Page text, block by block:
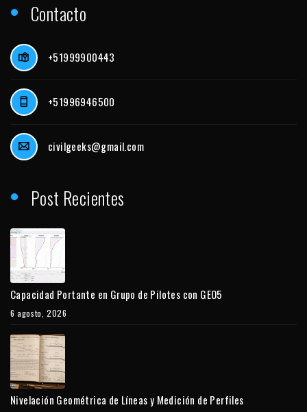
Contacto
+51999900443
+51996946500
civilgeeks@gmail.com
Post Recientes
Capacidad Portante en Grupo de Pilotes con GEO5
6 agosto, 2026
Nivelación Geométrica de Líneas y Medición de Perfiles